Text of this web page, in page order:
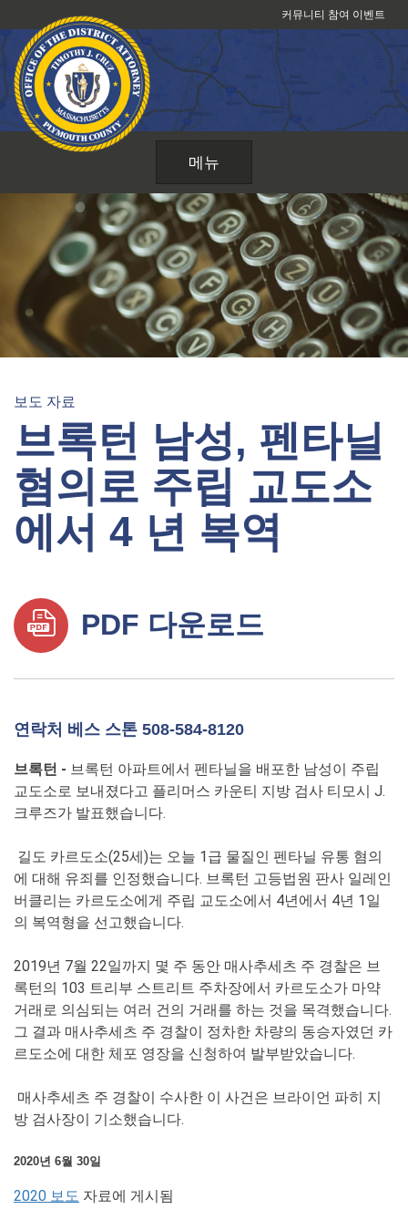
텐
츠
건
커뮤니티 참여 이벤트
메뉴
보도 자료
브록턴 남성, 펜타닐
혐의로 주립 교도소
에서 4 년 복역
PDF 다운로드
연락처 베스 스톤 508-584-8120
브록턴 - 브록턴 아파트에서 펜타닐을 배포한 남성이 주립
교도소로 보내졌다고 플리머스 카운티 지방 검사 티모시 J.
크루즈가 발표했습니다.
길도 카르도소(25세)는 오늘 1급 물질인 펜타닐 유통 혐의
에 대해 유죄를 인정했습니다. 브록턴 고등법원 판사 일레인
버클리는 카르도소에게 주립 교도소에서 4년에서 4년 1일
의 복역형을 선고했습니다.
2019년 7월 22일까지 몇 주 동안 매사추세츠 주 경찰은 브
록턴의 103 트리부 스트리트 주차장에서 카르도소가 마약
거래로 의심되는 여러 건의 거래를 하는 것을 목격했습니다.
그 결과 매사추세츠 주 경찰이 정차한 차량의 동승자였던 카
르도소에 대한 체포 영장을 신청하여 발부받았습니다.
매사추세츠 주 경찰이 수사한 이 사건은 브라이언 파히 지
방 검사장이 기소했습니다.
2020년 6월 30일
2020 보도 자료에 게시됨